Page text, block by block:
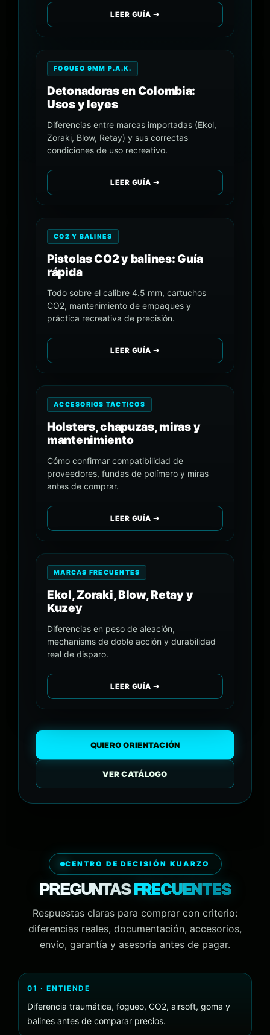
LEER GUÍA ➔
FOGUEO 9MM P.A.K.
Detonadoras en Colombia:
Usos y leyes
Diferencias entre marcas importadas (Ekol,
Zoraki, Blow, Retay) y sus correctas
condiciones de uso recreativo.
LEER GUÍA ➔
CO2 Y BALINES
Pistolas CO2 y balines: Guía
rápida
Todo sobre el calibre 4.5 mm, cartuchos
CO2, mantenimiento de empaques y
práctica recreativa de precisión.
LEER GUÍA ➔
ACCESORIOS TÁCTICOS
Holsters, chapuzas, miras y
mantenimiento
Cómo confirmar compatibilidad de
proveedores, fundas de polímero y miras
antes de comprar.
LEER GUÍA ➔
MARCAS FRECUENTES
Ekol, Zoraki, Blow, Retay y
Kuzey
Diferencias en peso de aleación,
mechanisms de doble acción y durabilidad
real de disparo.
LEER GUÍA ➔
QUIERO ORIENTACIÓN
VER CATÁLOGO
CENTRO DE DECISIÓN KUARZO
PREGUNTASFRECUENTES
Respuestas claras para comprar con criterio:
diferencias reales, documentación, accesorios,
envío, garantía y asesoría antes de pagar.
01 · ENTIENDE
Diferencia traumática, fogueo, CO2, airsoft, goma y
balines antes de comparar precios.